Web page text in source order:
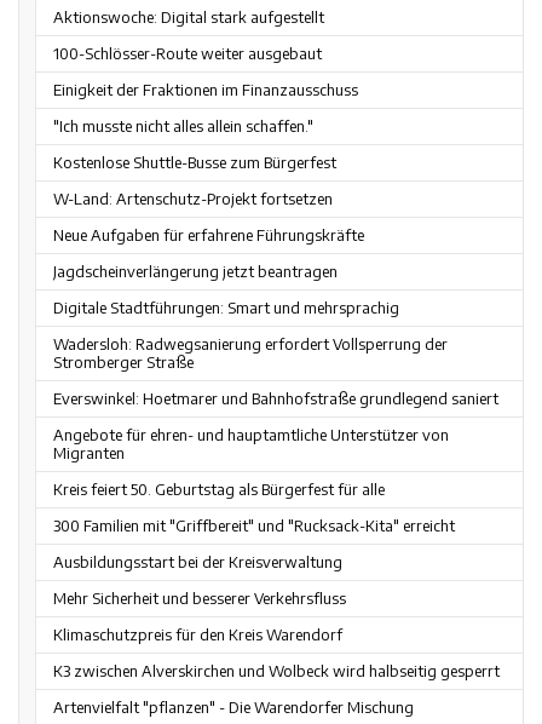
Aktionswoche: Digital stark aufgestellt
100-Schlösser-Route weiter ausgebaut
Einigkeit der Fraktionen im Finanzausschuss
"Ich musste nicht alles allein schaffen."
Kostenlose Shuttle-Busse zum Bürgerfest
W-Land: Artenschutz-Projekt fortsetzen
Neue Aufgaben für erfahrene Führungskräfte
Jagdscheinverlängerung jetzt beantragen
Digitale Stadtführungen: Smart und mehrsprachig
Wadersloh: Radwegsanierung erfordert Vollsperrung der
Stromberger Straße
Everswinkel: Hoetmarer und Bahnhofstraße grundlegend saniert
Angebote für ehren- und hauptamtliche Unterstützer von
Migranten
Kreis feiert 50. Geburtstag als Bürgerfest für alle
300 Familien mit "Griffbereit" und "Rucksack-Kita" erreicht
Ausbildungsstart bei der Kreisverwaltung
Mehr Sicherheit und besserer Verkehrsfluss
Klimaschutzpreis für den Kreis Warendorf
K3 zwischen Alverskirchen und Wolbeck wird halbseitig gesperrt
Artenvielfalt "pflanzen" - Die Warendorfer Mischung